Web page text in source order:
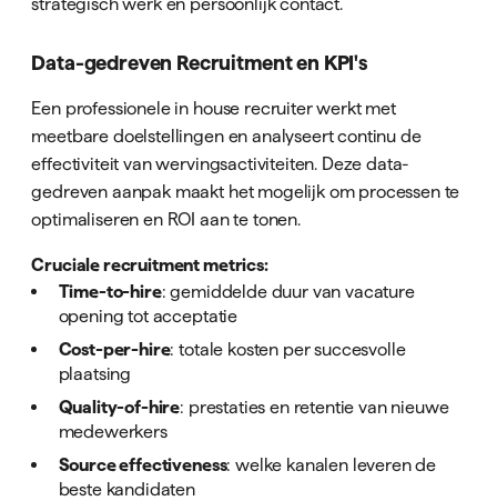
Data-gedreven Recruitment en KPI's
Een professionele in house recruiter werkt met
meetbare doelstellingen en analyseert continu de
effectiviteit van wervingsactiviteiten. Deze data-
gedreven aanpak maakt het mogelijk om processen te
optimaliseren en ROI aan te tonen.
Cruciale recruitment metrics:
Time-to-hire: gemiddelde duur van vacature
opening tot acceptatie
Cost-per-hire: totale kosten per succesvolle
plaatsing
Quality-of-hire: prestaties en retentie van nieuwe
medewerkers
Source effectiveness: welke kanalen leveren de
beste kandidaten